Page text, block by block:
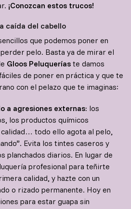
¡Conozcan estos trucos!
caída del cabello
que podemos poner en
pelo. Basta ya de mirar el
Gloos Peluquerías te damos
de poner en práctica y que te
con el pelazo que te imaginas:
a agresiones externas: los
los productos químicos
todo ello agota al pelo,
Evita los tintes caseros y
planchados diarios. En lugar de
profesional para teñirte
calidad, y hazte con un
o rizado permanente. Hoy en
para estar guapa sin